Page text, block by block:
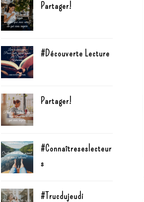
Partager!
#Découverte Lecture
Partager!
#Connaîtreseslecteur
s
#Trucdujeudi